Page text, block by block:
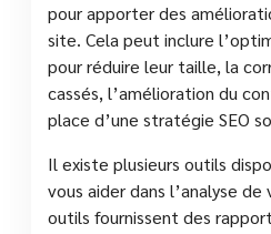
pour apporter des
site. Cela peut inclure
pour réduire leur taille, la
cassés, l’amélioration du
place d’une stratégie SEO
Il existe plusieurs outils
vous aider dans l’analyse
outils fournissent des